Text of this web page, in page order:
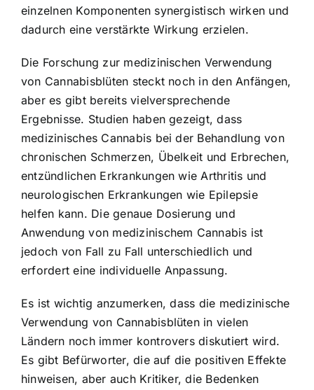
einzelnen Komponenten synergistisch wirken und
dadurch eine verstärkte Wirkung erzielen.
Die Forschung zur medizinischen Verwendung
von Cannabisblüten steckt noch in den Anfängen,
aber es gibt bereits vielversprechende
Ergebnisse. Studien haben gezeigt, dass
medizinisches Cannabis bei der Behandlung von
chronischen Schmerzen, Übelkeit und Erbrechen,
entzündlichen Erkrankungen wie Arthritis und
neurologischen Erkrankungen wie Epilepsie
helfen kann. Die genaue Dosierung und
Anwendung von medizinischem Cannabis ist
jedoch von Fall zu Fall unterschiedlich und
erfordert eine individuelle Anpassung.
Es ist wichtig anzumerken, dass die medizinische
Verwendung von Cannabisblüten in vielen
Ländern noch immer kontrovers diskutiert wird.
Es gibt Befürworter, die auf die positiven Effekte
hinweisen, aber auch Kritiker, die Bedenken